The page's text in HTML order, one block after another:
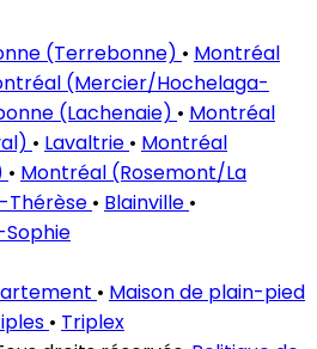
(Terrebonne) • Montréal
(Mercier/Hochelaga-
(Lachenaie) • Montréal
• Lavaltrie • Montréal
• Montréal (Rosemont/La
Thérèse • Blainville •
• Maison de plain-pied
• Triplex